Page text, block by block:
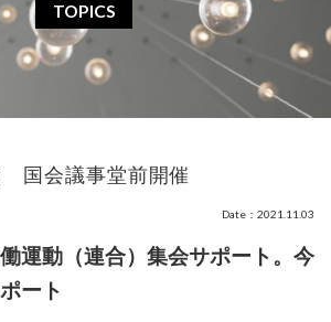
TOPICS
国会議事堂前開催
Date：2021.11.03
運動（連合）集会サポート。今
ート